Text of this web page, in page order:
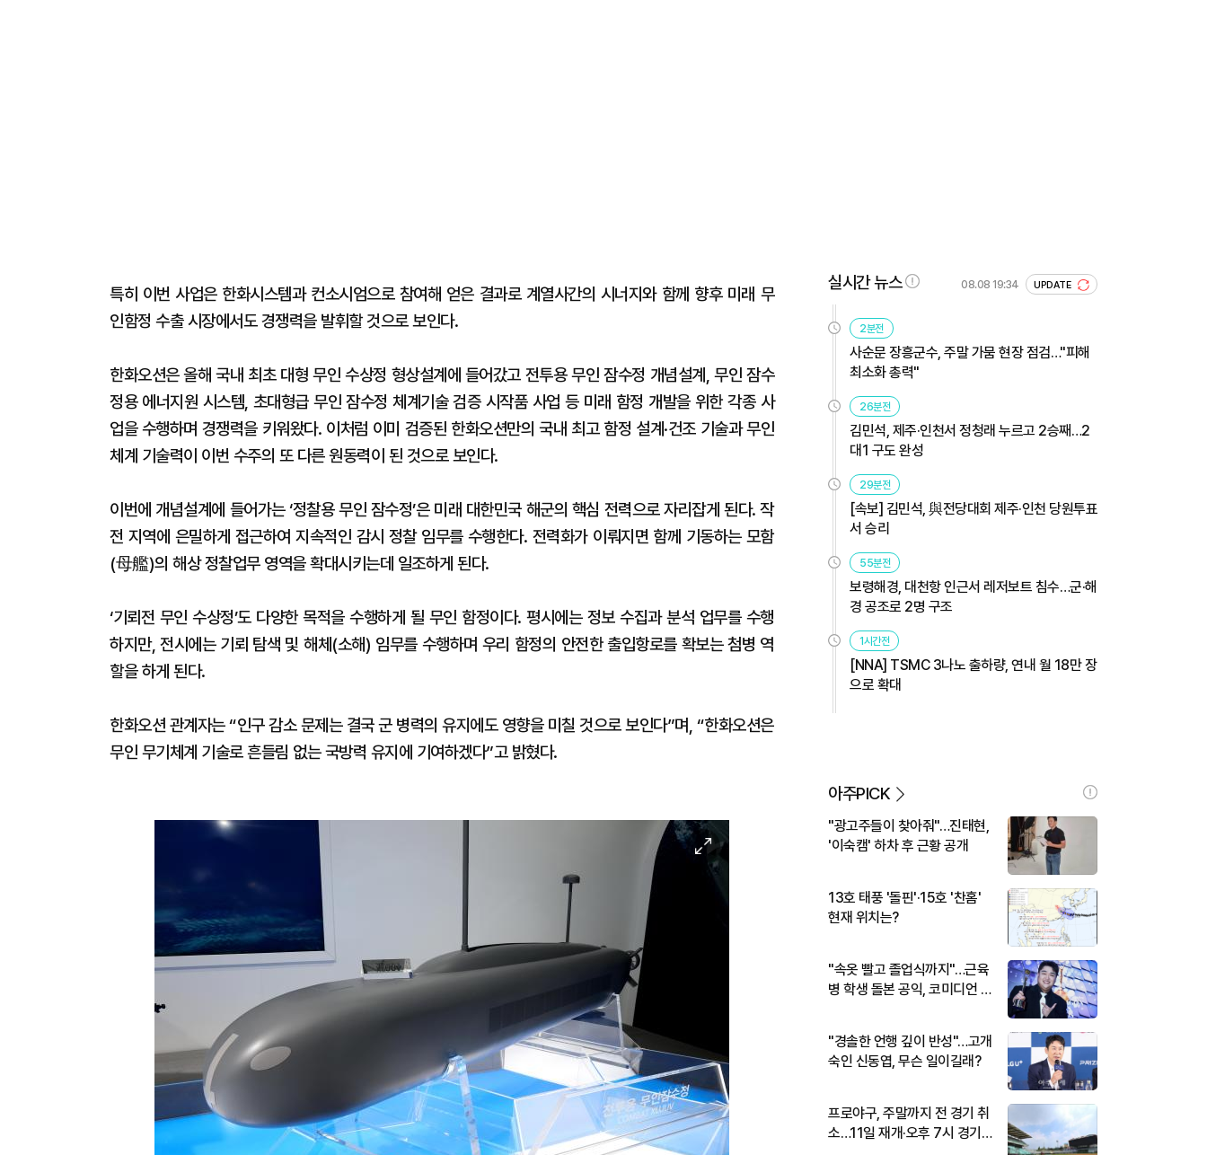
특히 이번 사업은 한화시스템과 컨소시엄으로 참여해 얻은 결과로 계열사간의 시너지와 함께 향후 미래 무
인함정 수출 시장에서도 경쟁력을 발휘할 것으로 보인다.
한화오션은 올해 국내 최초 대형 무인 수상정 형상설계에 들어갔고 전투용 무인 잠수정 개념설계, 무인 잠수
정용 에너지원 시스템, 초대형급 무인 잠수정 체계기술 검증 시작품 사업 등 미래 함정 개발을 위한 각종 사
업을 수행하며 경쟁력을 키워왔다. 이처럼 이미 검증된 한화오션만의 국내 최고 함정 설계·건조 기술과 무인
체계 기술력이 이번 수주의 또 다른 원동력이 된 것으로 보인다.
이번에 개념설계에 들어가는 ‘정찰용 무인 잠수정’은 미래 대한민국 해군의 핵심 전력으로 자리잡게 된다. 작
전 지역에 은밀하게 접근하여 지속적인 감시 정찰 임무를 수행한다. 전력화가 이뤄지면 함께 기동하는 모함
(母艦)의 해상 정찰업무 영역을 확대시키는데 일조하게 된다.
‘기뢰전 무인 수상정’도 다양한 목적을 수행하게 될 무인 함정이다. 평시에는 정보 수집과 분석 업무를 수행
하지만, 전시에는 기뢰 탐색 및 해체(소해) 임무를 수행하며 우리 함정의 안전한 출입항로를 확보는 첨병 역
할을 하게 된다.
한화오션 관계자는 “인구 감소 문제는 결국 군 병력의 유지에도 영향을 미칠 것으로 보인다”며, “한화오션은
무인 무기체계 기술로 흔들림 없는 국방력 유지에 기여하겠다”고 밝혔다.
이
실시간 뉴스 08.08 19:34 UPDATE
2분전
사순문 장흥군수, 주말 가뭄 현장 점검…"피해
최소화 총력"
26분전
김민석, 제주·인천서 정청래 누르고 2승째…2
대1 구도 완성
29분전
[속보] 김민석, 與전당대회 제주·인천 당원투표
서 승리
55분전
보령해경, 대천항 인근서 레저보트 침수…군·해
경 공조로 2명 구조
1시간전
[NNA] TSMC 3나노 출하량, 연내 월 18만 장
으로 확대
아주PICK
"광고주들이 찾아줘"…진태현,
'이숙캠' 하차 후 근황 공개
13호 태풍 '돌핀'·15호 '찬홈'
현재 위치는?
"속옷 빨고 졸업식까지"…근육
병 학생 돌본 공익, 코미디언 김
"경솔한 언행 깊이 반성"…고개
숙인 신동엽, 무슨 일이길래?
프로야구, 주말까지 전 경기 취
소…11일 재개·오후 7시 경기